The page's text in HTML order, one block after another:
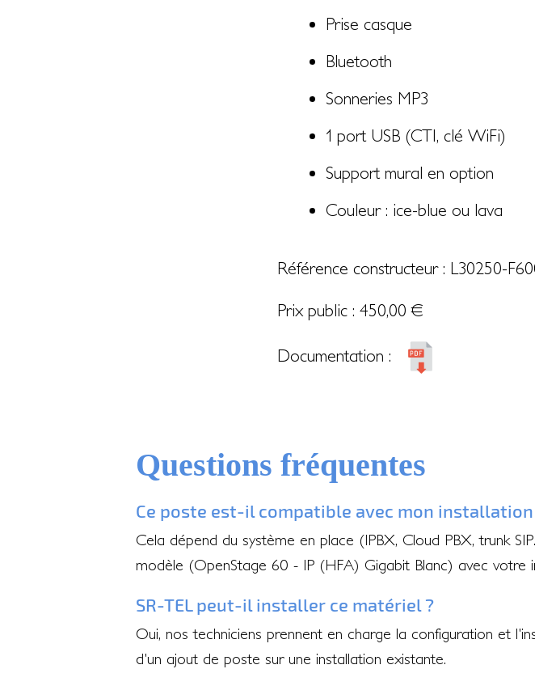
Prise casque
Bluetooth
Sonneries MP3
1 port USB (CTI, clé WiFi)
Support mural en option
Couleur : ice-blue ou lava
Référence constructeur : L30250-
Prix public : 450,00 €
Documentation :
Questions fréquentes
Ce poste est-il compatible avec mon
Cela dépend du système en place (IPBX, Cloud PBX, trunk
modèle (OpenStage 60 - IP (HFA) Gigabit Blanc) avec votre
SR-TEL peut-il installer ce matériel ?
Oui, nos techniciens prennent en charge la configuration et
d'un ajout de poste sur une installation existante.